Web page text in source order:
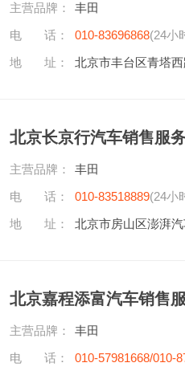
主营品牌：
丰田
电 话：
010-83696868(24小
地 址：
北京市丰台区青塔
北京长京行汽车销售服
主营品牌：
丰田
电 话：
010-83518889(24小
地 址：
北京市房山区澎湃
北京嘉程添富汽车销售
主营品牌：
丰田
电 话：
010-57981668/010-